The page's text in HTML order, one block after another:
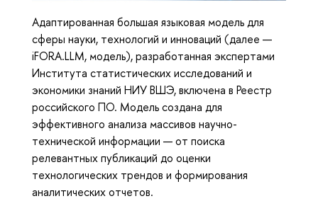
Адаптированная большая языковая модель для
сферы науки, технологий и инноваций (далее —
iFORA.LLM, модель), разработанная экспертами
Института статистических исследований и
экономики знаний НИУ ВШЭ, включена в Реестр
российского ПО. Модель создана для
эффективного анализа массивов научно-
технической информации — от поиска
релевантных публикаций до оценки
технологических трендов и формирования
аналитических отчетов.